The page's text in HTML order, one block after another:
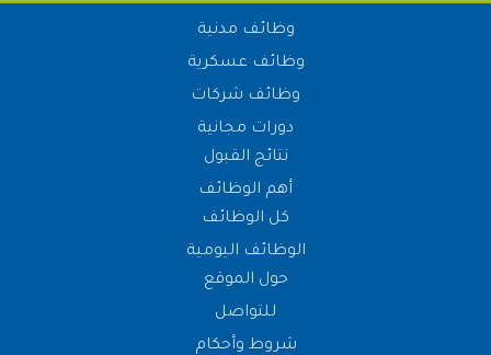
وظائف مدنية
وظائف عسكرية
وظائف شركات
دورات مجانية
نتائج القبول
أهم الوظائف
كل الوظائف
الوظائف اليومية
حول الموقع
للتواصل
شروط وأحكام